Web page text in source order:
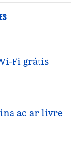
Fi grátis
ao ar livre